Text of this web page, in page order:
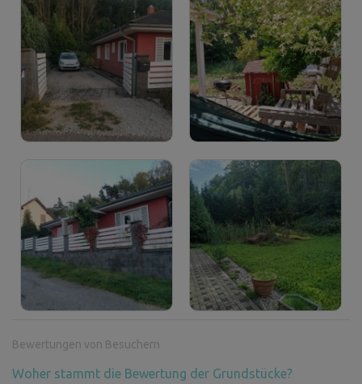
Bewertungen von Besuchern
Woher stammt die Bewertung der Grundstücke?